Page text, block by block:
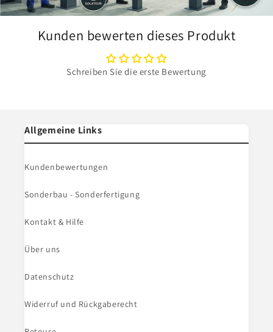
Kunden bewerten dieses Produkt
Schreiben Sie die erste Bewertung
Allgemeine Links
Kundenbewertungen
Sonderbau - Sonderfertigung
Kontakt & Hilfe
Über uns
Datenschutz
Widerruf und Rückgaberecht